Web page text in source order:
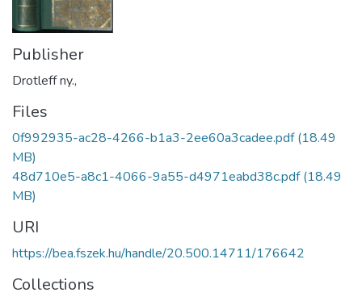
Publisher
Drotleff ny.,
Files
0f992935-ac28-4266-b1a3-2ee60a3cadee.pdf(18.49
MB)
48d710e5-a8c1-4066-9a55-d4971eabd38c.pdf(18.49
MB)
URI
https://bea.fszek.hu/handle/20.500.14711/176642
Collections